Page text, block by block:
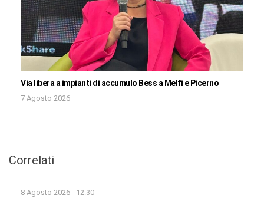
Via libera a impianti di accumulo Bess a Melfi e Picerno
7 Agosto 2026
Correlati
8 Agosto 2026 - 12:30